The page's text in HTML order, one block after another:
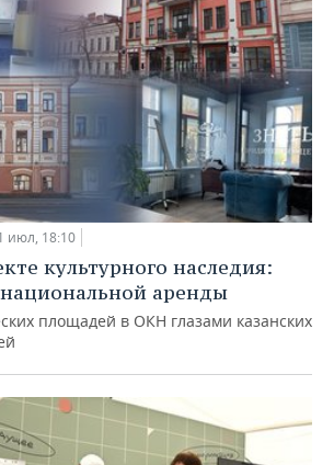
июл, 18:10
культурного наследия:
аренды
площадей в ОКН глазами казанских